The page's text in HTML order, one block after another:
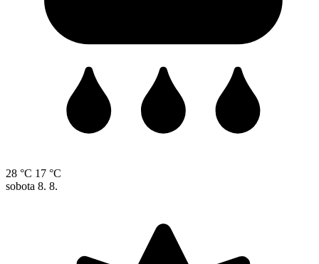
28 °C 17 °C
sobota 8. 8.